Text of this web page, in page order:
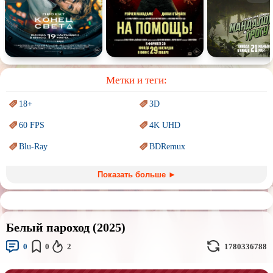
Спектакль Сказка Немое кино Для взрослых
Метки и теги:
18+ 3D
60 FPS 4K UHD
Blu-Ray BDRemux
Sci-Fi (Научнаяфантастика) Trash (трэш) movies
Авангард иСюрреализм Ангелы и Демоны
Аниме
Врачи
Показать больше ►
Белый пароход (2025)
0 0 2 1780336788